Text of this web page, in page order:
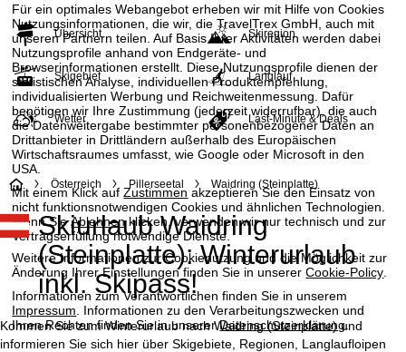
Für ein optimales Webangebot erheben wir mit Hilfe von Cookies
Nutzungsinformationen, die wir, die TravelTrex GmbH, auch mit
unseren Partnern teilen. Auf Basis Ihrer Aktivitäten werden dabei
Nutzungsprofile anhand von Endgeräte- und
Browserinformationen erstellt. Diese Nutzungsprofile dienen der
statistischen Analyse, individuellen Produktempfehlung,
individualisierten Werbung und Reichweitenmessung. Dafür
benötigen wir Ihre Zustimmung (jederzeit widerrufbar), die auch
die Datenweitergabe bestimmter personenbezogener Daten an
Drittanbieter in Drittländern außerhalb des Europäischen
Wirtschaftsraumes umfasst, wie Google oder Microsoft in den
USA.
Mit einem Klick aufZustimmen akzeptieren Sie den Einsatz von
nicht funktionsnotwendigen Cookies und ähnlichen Technologien.
Wenn SieAblehnenklicken, verwenden wir nur technisch und zur
Vertragserfüllung notwendige Dienste.
Weitere Informationen zur Cookienutzung und die Möglichkeit zur
Änderung Ihrer Einstellungen finden Sie in unsererCookie-Policy
Informationen zum Verantwortlichen finden Sie in unserem
Impressum . Informationen zu den Verarbeitungszwecken und
Ihren Rechten finden Sie in unsererDatenschutzerklärung.
Übersicht Skiregion
Skigebiet Langlauf
Wetter Last-Minute & Deals
S
t
a
r
t
Österreich Pillerseetal Waidring (Steinplatte)
Skiurlaub Waidring
(Steinplatte): Winterurlaub
inkl. Skipass!
Kommen Sie zum Winterurlaub nach Waidring (Steinplatte) und
informieren Sie sich hier über Skigebiete, Regionen, Langlaufloipen